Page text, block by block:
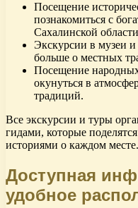
Посещение
познакомиться с
Сахалинской
Экскурсии в музеи и
больше о местных
Посещение
окунуться в
традиций.
Все экскурсии и туры
гидами, которые
историями о каждом месте.
Доступная
удобное